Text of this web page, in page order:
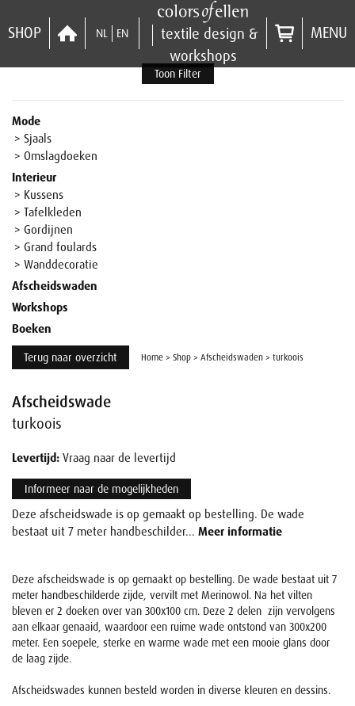
SHOP NL EN
textile design &
workshops
MENU
Toon Filter
Mode
> Sjaals
> Omslagdoeken
Interieur
> Kussens
> Tafelkleden
> Gordijnen
> Grand foulards
> Wanddecoratie
Afscheidswaden
Workshops
Boeken
Terug naar overzicht Home > Shop > Afscheidswaden > turkoois
Afscheidswade
turkoois
Levertijd: Vraag naar de levertijd
Informeer naar de mogelijkheden
Deze afscheidswade is op gemaakt op bestelling. De wade
bestaat uit 7 meter handbeschilder... Meer informatie
Deze afscheidswade is op gemaakt op bestelling. De wade bestaat uit 7
meter handbeschilderde zijde, vervilt met Merinowol. Na het vilten
bleven er 2 doeken over van 300x100 cm. Deze 2 delen zijn vervolgens
aan elkaar genaaid, waardoor een ruime wade ontstond van 300x200
meter. Een soepele, sterke en warme wade met een mooie glans door
de laag zijde.
Afscheidswades kunnen besteld worden in diverse kleuren en dessins.